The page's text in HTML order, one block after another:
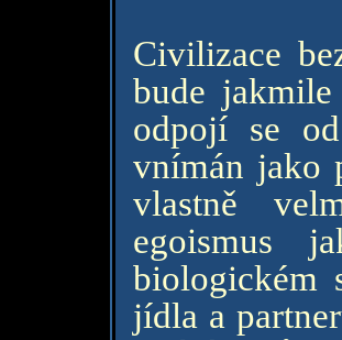
Civilizace
bude
odpojí se
vnímán jako
vlastně
egoismus
biologickém
jídla a